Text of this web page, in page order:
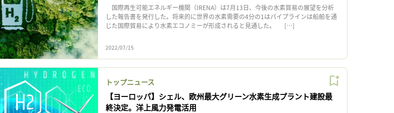
国際再生可能エネルギー機関（IRENA）は7月13日、今後の水素貿易の展望を分析
した報告書を発行した。将来的に世界の水素需要の4分の1はパイプラインは船舶を通
じた国際貿易により水素エコノミーが形成されると見通した。 […]
2022/07/15
トップニュース
【ヨーロッパ】シェル、欧州最大グリーン水素生成プラント建設最
終決定。洋上風力発電活用